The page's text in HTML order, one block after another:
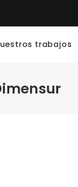
trabajos